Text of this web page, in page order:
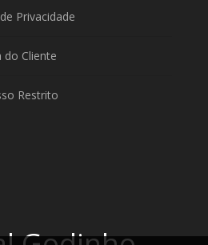
Privacidade
do Cliente
Restrito